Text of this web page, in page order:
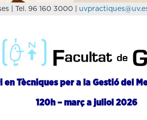
| Tel. 96 160 3000 |
en Tècniques per a la Gestió del
120h – març a juliol 2026